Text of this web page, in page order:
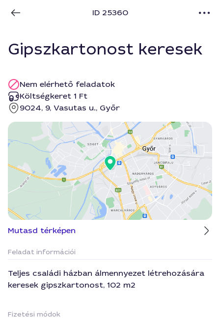
ID 25360
Gipszkartonost keresek
Nem elérhető feladatok
Költségkeret 1 Ft
9024, 9, Vasutas u., Győr
Mutasd térképen
Feladat információi
Teljes családi házban álmennyezet létrehozására
keresek gipszkartonost, 102 m2
Fizetési módok